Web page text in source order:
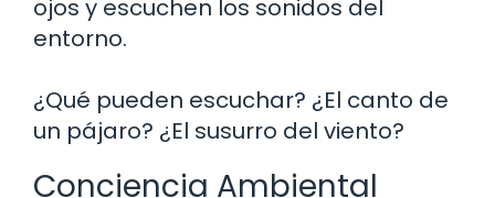
ojos y escuchen los sonidos del
entorno.
¿Qué pueden escuchar? ¿El canto de
un pájaro? ¿El susurro del viento?
Conciencia Ambiental